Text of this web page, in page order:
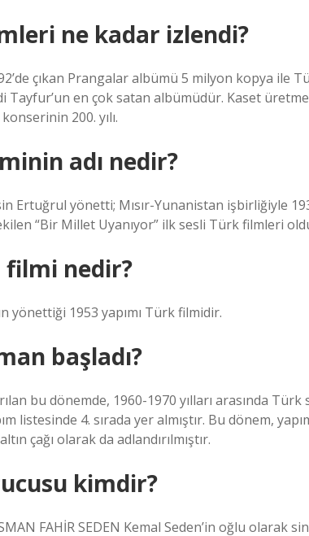
ne kadar izlendi?
çıkan Prangalar albümü 5 milyon kopya ile
en çok satan albümüdür. Kaset
200. yılı.
adı nedir?
Ertuğrul yönetti; Mısır-Yunanistan işbirliğiyle
“Bir Millet Uyanıyor” ilk sesli Türk filmleri
filmi nedir?
yönettiği 1953 yapımı Türk filmidir.
başladı?
bu dönemde, 1960-1970 yılları arasında Türk
listesinde 4. sırada yer almıştır. Bu dönem,
çağı olarak da adlandırılmıştır.
kimdir?
FAHİR SEDEN Kemal Seden’in oğlu olarak